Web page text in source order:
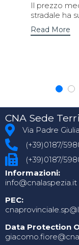
Il prezzo
stradale ha
Read More
CNA Sede
Via Padre
(+39)0187/
(+39)0187/
Informazioni:
info@cnalaspezia.it
PEC:
Data Protection